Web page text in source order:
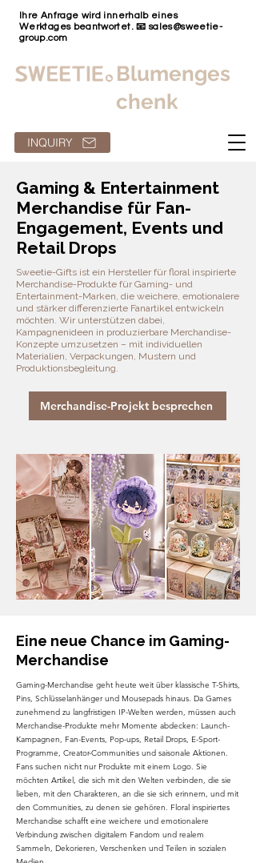
INQUIRY
Blumenges
chenk
Ihre Anfrage wird innerhalb eines
Werktages beantwortet. 📧 sales@sweetie-
group.com
Gaming & Entertainment
Merchandise für Fan-
Engagement, Events und
Retail Drops
Sweetie-Gifts ist ein Hersteller für floral inspirierte
Merchandise-Produkte für Gaming- und
Entertainment-Marken, die weichere, emotionalere
und stärker differenzierte Fanartikel entwickeln
möchten. Wir unterstützen dabei,
Kampagnenideen in produzierbare Merchandise-
Konzepte umzusetzen – mit individuellen
Materialien, Verpackungen, Mustern und
Produktionsbegleitung.
Merchandise-Projekt besprechen
Eine neue Chance im Gaming-
Merchandise
Gaming-Merchandise geht heute weit über klassische T-Shirts,
Pins, Schlüsselanhänger und Mousepads hinaus. Da Games
zunehmend zu langfristigen IP-Welten werden, müssen auch
Merchandise-Produkte mehr Momente abdecken: Launch-
Kampagnen, Fan-Events, Pop-ups, Retail Drops, E-Sport-
Programme, Creator-Communities und saisonale Aktionen.
Fans suchen nicht nur Produkte mit einem Logo. Sie
möchten Artikel, die sich mit den Welten verbinden, die sie
lieben, mit den Charakteren, an die sie sich erinnern, und mit
den Communities, zu denen sie gehören. Floral inspiriertes
Merchandise schafft eine weichere und emotionalere
Verbindung zwischen digitalem Fandom und realem
Sammeln, Dekorieren, Verschenken und Teilen in sozialen